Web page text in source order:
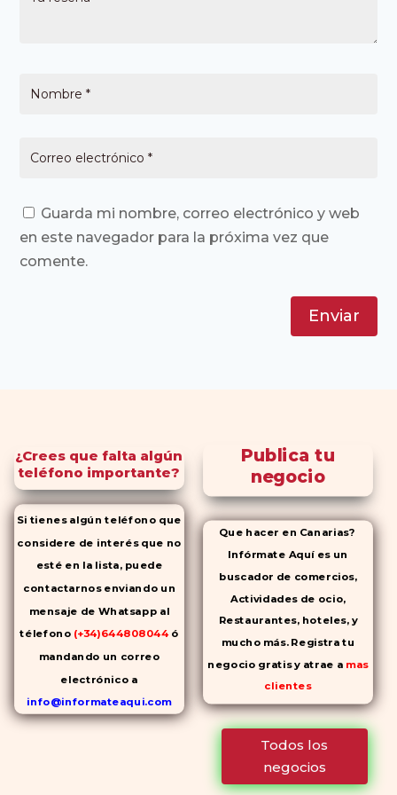
Guarda mi nombre, correo electrónico y web
en este navegador para la próxima vez que
comente.
Enviar
¿Crees que falta algún
teléfono importante?
Si tienes algún teléfono que
considere de interés que no
esté en la lista, puede
contactarnos enviando un
mensaje de Whatsapp al
télefono (+34)644808044 ó
mandando un correo
electrónico a
info@informateaqui.com
Mientras que antes la
Publica tu
negocio
Que hacer en Canarias?
Infórmate Aquí es un
buscador de comercios,
Actividades de ocio,
Restaurantes, hoteles, y
mucho más. Registra tu
negocio gratis y atrae a mas
clientes
Todos los
negocios